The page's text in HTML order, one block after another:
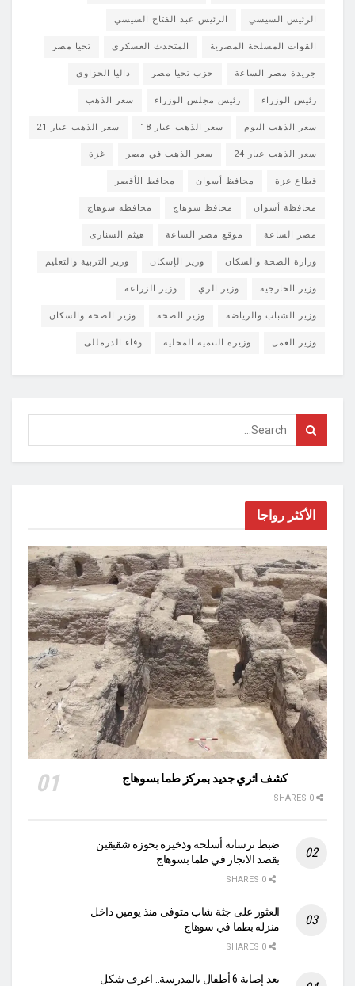
الرئيس السيسي الرئيس عبد الفتاح السيسي
القوات المسلحة المصرية المتحدث العسكري تحيا مصر
جريدة مصر الساعة حزب تحيا مصر داليا الحزاوي
رئيس الوزراء رئيس مجلس الوزراء سعر الذهب
سعر الذهب اليوم سعر الذهب عيار 18 سعر الذهب عيار 21
سعر الذهب عيار 24 سعر الذهب في مصر غزة
قطاع غزة محافظ أسوان محافظ الأقصر
محافظة أسوان محافظ سوهاج محافظه سوهاج
مصر الساعة موقع مصر الساعة هيثم السنارى
وزارة الصحة والسكان وزير الإسكان وزير التربية والتعليم
وزير الخارجية وزير الري وزير الزراعة
وزير الشباب والرياضة وزير الصحة وزير الصحة والسكان
وزير العمل وزيرة التنمية المحلية وفاء الدرمللى
الأكثر رواجا
كشف اثري جديد بمركز طما بسوهاج
ضبط ترسانة أسلحة وذخيرة بحوزة شقيقين
بقصد الاتجار في طما بسوهاج
العثور على جثة شاب متوفى منذ يومين داخل
منزله بطما في سوهاج
بعد إصابة 6 أطفال بالمدرسة.. اعرف شكل